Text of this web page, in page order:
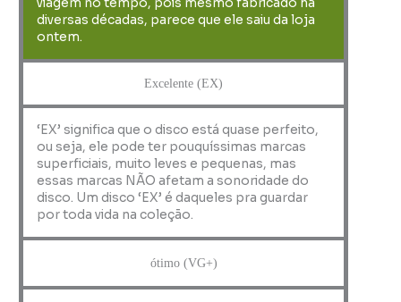
diversas décadas, parece que ele saiu da loja
ontem.
Excelente (EX)
‘EX’ significa que o disco está quase perfeito,
ou seja, ele pode ter pouquíssimas marcas
superficiais, muito leves e pequenas, mas
essas marcas NÃO afetam a sonoridade do
disco. Um disco ‘EX’ é daqueles pra guardar
por toda vida na coleção.
ótimo (VG+)